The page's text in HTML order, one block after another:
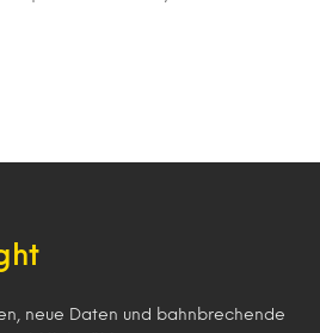
neue Daten und bahnbrechende